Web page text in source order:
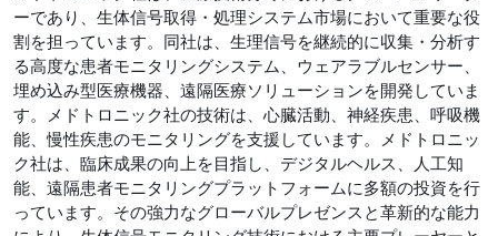
ーであり、生体信号取得・処理システム市場において重要な役
割を担っています。同社は、生理信号を継続的に収集・分析す
る高度な患者モニタリングシステム、ウェアラブルセンサー、
埋め込み型医療機器、遠隔医療ソリューションを開発していま
す。メドトロニック社の技術は、心臓活動、神経疾患、呼吸機
能、慢性疾患のモニタリングを支援しています。メドトロニッ
ク社は、臨床成果の向上を目指し、デジタルヘルス、人工知
能、遠隔患者モニタリングプラットフォームに多額の投資を行
っています。その強力なグローバルプレゼンスと革新的な能力